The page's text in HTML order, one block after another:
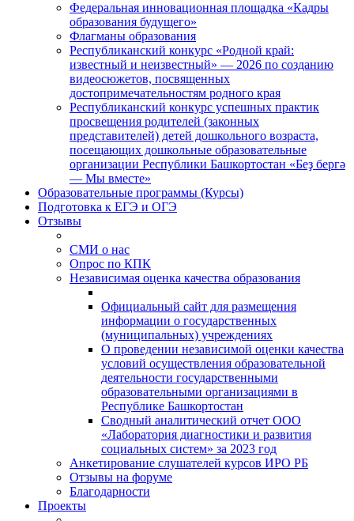
Федеральная инновационная площадка «Кадры
образования будущего»
Флагманы образования
Республиканский конкурс «Родной край:
известный и неизвестный» — 2026 по созданию
видеосюжетов, посвященных
достопримечательностям родного края
Республиканский конкурс успешных практик
просвещения родителей (законных
представителей) детей дошкольного возраста,
посещающих дошкольные образовательные
организации Республики Башкортостан «Беҙ бергә
— Мы вместе»
Образовательные программы (Курсы)
Подготовка к ЕГЭ и ОГЭ
Отзывы
СМИ о нас
Опрос по КПК
Независимая оценка качества образования
Официальный сайт для размещения
информации о государственных
(муниципальных) учреждениях
О проведении независимой оценки качества
условий осуществления образовательной
деятельности государственными
образовательными организациями в
Республике Башкортостан
Сводный аналитический отчет ООО
«Лаборатория диагностики и развития
социальных систем» за 2023 год
Анкетирование слушателей курсов ИРО РБ
Отзывы на форуме
Благодарности
Проекты